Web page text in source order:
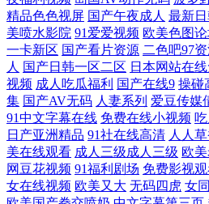
产美女网 首页国产日韩在线播放 豆花在线
一级精品 欧美日韩成人高清视频 最近免费
区二区日韩成人动漫 黑人呦呦些 迅雷资
看电影网 超碰97人人乐 欧日韩精品www
久国产 在线欧美爱做网站 久草大香 亚洲
精品色色视屏 国产午夜成人 最新
美喷水影院 91爱爱视频 欧美色图
一卡新区 国产看片资源 二色吧97
人 国产日韩一区二区 日本网站在
视频 成人吃瓜福利 国产在线9 操碰
集 国产AV无码 人妻系列 爱豆传媒
91中文字幕在线 免费在线小视频
日产亚洲精品 91社在线高清 人人
美在线观看 成人三级成人三级 欧
网豆花视频 91福利剧场 免费影视
女在线视频 欧美又大 无码四虎 女